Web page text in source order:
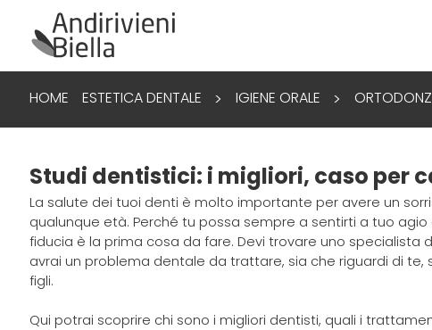
HOME ESTETICA DENTALE > IGIENE ORALE >
Studi dentistici: i migliori, caso per
La salute dei tuoi denti è molto importante per avere un
qualunque età. Perché tu possa sempre a sentirti a tuo
fiducia è la prima cosa da fare. Devi trovare uno
avrai un problema dentale da trattare, sia che riguardi di
figli.
Qui potrai scoprire chi sono i migliori dentisti, quali i